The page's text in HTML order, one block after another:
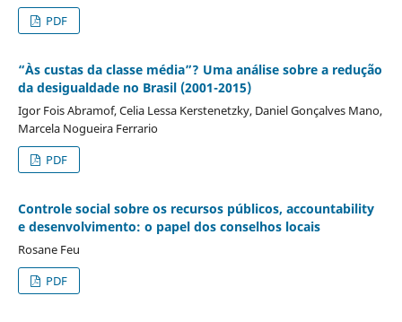
PDF
“Às custas da classe média”? Uma análise sobre a redução
da desigualdade no Brasil (2001-2015)
Igor Fois Abramof, Celia Lessa Kerstenetzky, Daniel Gonçalves Mano,
Marcela Nogueira Ferrario
PDF
Controle social sobre os recursos públicos, accountability
e desenvolvimento: o papel dos conselhos locais
Rosane Feu
PDF